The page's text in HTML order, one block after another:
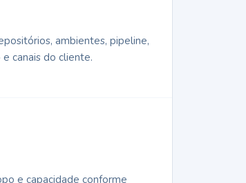
ambientes, pipeline,
canais do cliente.
e capacidade conforme